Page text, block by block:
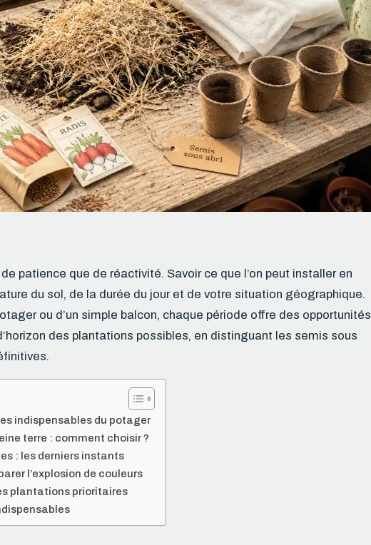
patience que de réactivité. Savoir ce que l’on peut installer en
du sol, de la durée du jour et de votre situation géographique.
ou d’un simple balcon, chaque période offre des opportunités
des plantations possibles, en distinguant les semis sous
indispensables du potager
terre : comment choisir ?
: les derniers instants
l’explosion de couleurs
plantations prioritaires